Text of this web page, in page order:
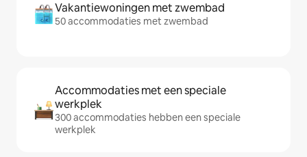
Vakantiewoningen met zwembad
50 accommodaties met zwembad
Accommodaties met een speciale
werkplek
300 accommodaties hebben een speciale
werkplek